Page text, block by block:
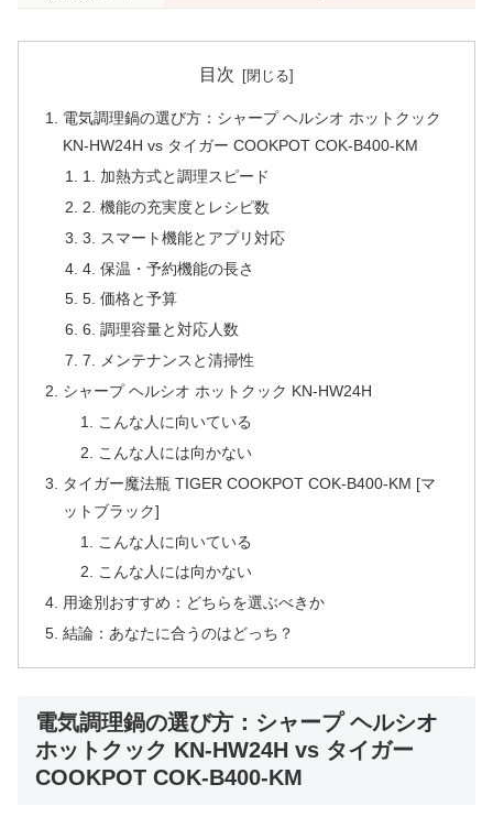
目次
電気調理鍋の選び方：シャープ ヘルシオ ホットクック
KN-HW24H vs タイガー COOKPOT COK-B400-KM
1. 加熱方式と調理スピード
2. 機能の充実度とレシピ数
3. スマート機能とアプリ対応
4. 保温・予約機能の長さ
5. 価格と予算
6. 調理容量と対応人数
7. メンテナンスと清掃性
シャープ ヘルシオ ホットクック KN-HW24H
こんな人に向いている
こんな人には向かない
タイガー魔法瓶 TIGER COOKPOT COK-B400-KM [マ
ットブラック]
こんな人に向いている
こんな人には向かない
用途別おすすめ：どちらを選ぶべきか
結論：あなたに合うのはどっち？
電気調理鍋の選び方：シャープ ヘルシオ
ホットクック KN-HW24H vs タイガー
COOKPOT COK-B400-KM